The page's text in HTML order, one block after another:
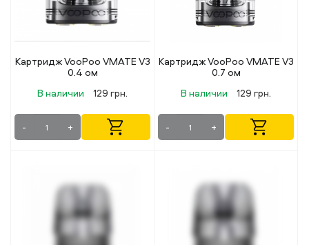
Картридж VooPoo VMATE V3
0.4 ом
В наличии
129 грн.
- +
Картридж VooPoo VMATE V3
0.7 ом
В наличии
129 грн.
- +